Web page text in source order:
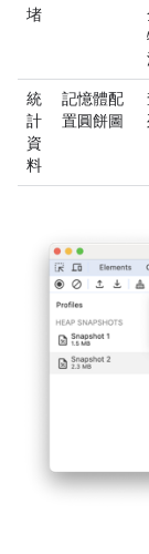
堵
統
計
資
料
記憶體配
置圓餅圖